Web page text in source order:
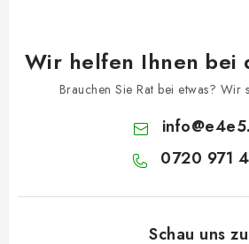
Wir helfen Ihnen bei
Brauchen Sie Rat bei etwas? Wir
info@
0720 971